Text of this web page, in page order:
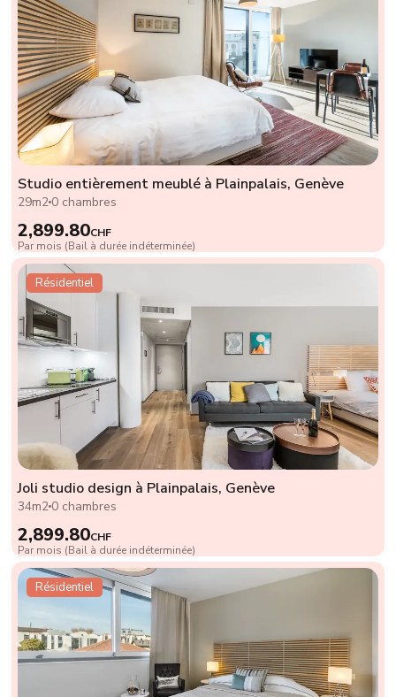
Studio entièrement meublé à Plainpalais, Genève
29m2 0 chambres
2,899.80CHF
Par mois (Bail à durée indéterminée)
Résidentiel
Joli studio design à Plainpalais, Genève
34m2 0 chambres
2,899.80CHF
Par mois (Bail à durée indéterminée)
Résidentiel